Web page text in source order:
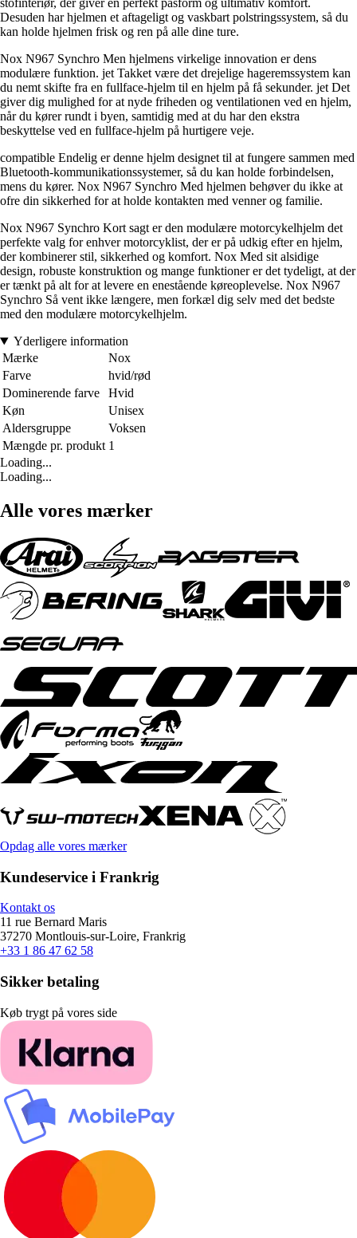
stofinteriør, der giver en perfekt pasform og ultimativ komfort.
Desuden har hjelmen et aftageligt og vaskbart polstringssystem, så du
kan holde hjelmen frisk og ren på alle dine ture.
Nox N967 Synchro Men hjelmens virkelige innovation er dens
modulære funktion. jet Takket være det drejelige hageremssystem kan
du nemt skifte fra en fullface-hjelm til en hjelm på få sekunder. jet Det
giver dig mulighed for at nyde friheden og ventilationen ved en hjelm,
når du kører rundt i byen, samtidig med at du har den ekstra
beskyttelse ved en fullface-hjelm på hurtigere veje.
compatible Endelig er denne hjelm designet til at fungere sammen med
Bluetooth-kommunikationssystemer, så du kan holde forbindelsen,
mens du kører. Nox N967 Synchro Med hjelmen behøver du ikke at
ofre din sikkerhed for at holde kontakten med venner og familie.
Nox N967 Synchro Kort sagt er den modulære motorcykelhjelm det
perfekte valg for enhver motorcyklist, der er på udkig efter en hjelm,
der kombinerer stil, sikkerhed og komfort. Nox Med sit alsidige
design, robuste konstruktion og mange funktioner er det tydeligt, at der
er tænkt på alt for at levere en enestående køreoplevelse. Nox N967
Synchro Så vent ikke længere, men forkæl dig selv med det bedste
med den modulære motorcykelhjelm.
Yderligere information
Mærke
Nox
Farve
hvid/rød
Dominerende farve
Hvid
Køn
Unisex
Aldersgruppe
Voksen
Mængde pr. produkt 1
Loading...
Loading...
Alle vores mærker
Opdag alle vores mærker
Kundeservice i Frankrig
Kontakt os
11 rue Bernard Maris
37270 Montlouis-sur-Loire, Frankrig
+33 1 86 47 62 58
Sikker betaling
Køb trygt på vores side